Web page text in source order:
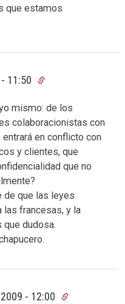
que estamos
11:50
mismo: de los
colaboracionistas con
en conflicto con
y clientes, que
que no
de que las leyes
las francesas, y la
dudosa.
- 12:00